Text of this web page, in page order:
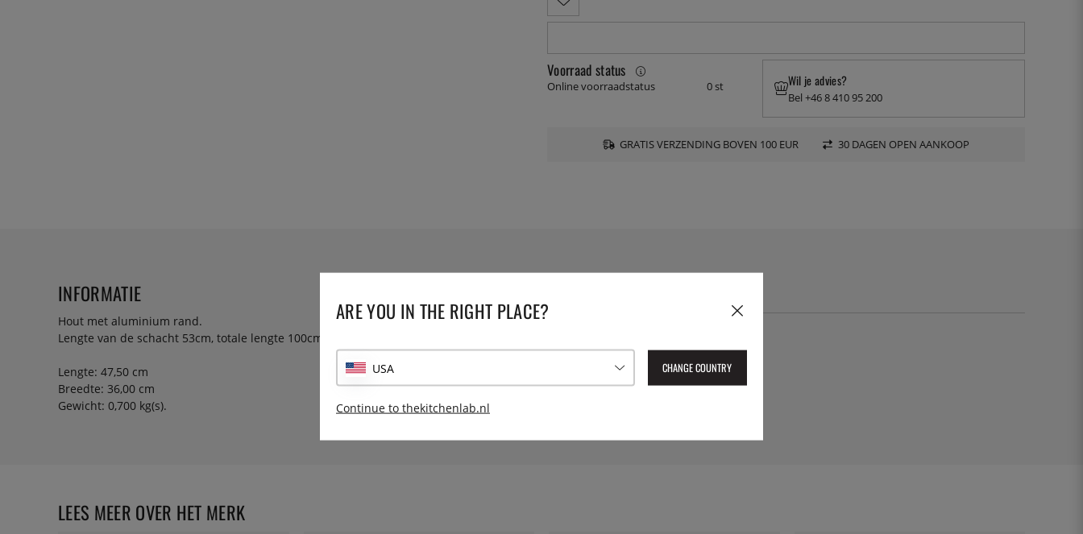
Voorraad status
Online voorraadstatus 0 st Wil je advies?
Bel +46 8 410 95 200
GRATIS VERZENDING BOVEN 100 EUR 30 DAGEN OPEN AANKOOP
INFORMATIE
Hout met aluminium rand.
Lengte van de schacht 53cm, totale lengte 100cm
Lengte: 47,50 cm
Breedte: 36,00 cm
Gewicht: 0,700 kg(s).
EAN:7393107653631
LEES MEER OVER HET MERK
ARE YOU IN THE RIGHT PLACE?
USA CHANGE COUNTRY
Continue to thekitchenlab.nl